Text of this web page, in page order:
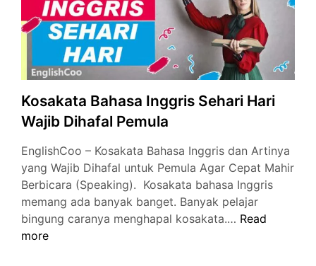
Pemula
Kosakata Bahasa Inggris Sehari Hari
Wajib Dihafal Pemula
EnglishCoo – Kosakata Bahasa Inggris dan Artinya
yang Wajib Dihafal untuk Pemula Agar Cepat Mahir
Berbicara (Speaking). Kosakata bahasa Inggris
memang ada banyak banget. Banyak pelajar
bingung caranya menghapal kosakata.… Kosakata
Read
more